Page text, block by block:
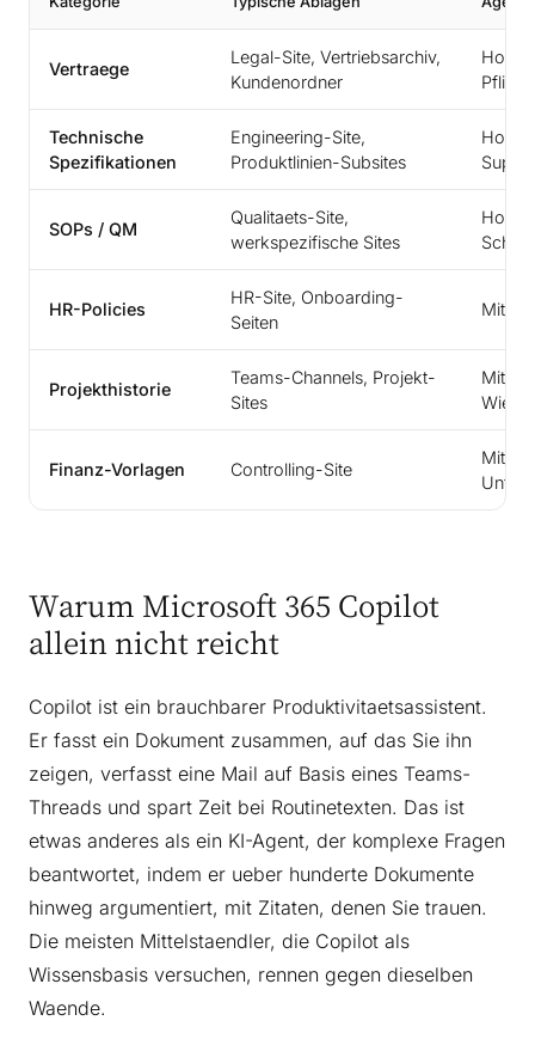
Vertraege
Legal-Site, Vertriebsarchiv,
Kundenordner
Hoch
Technische
Spezifikationen
Engineering-Site,
Produktlinien-Subsites
Hoch
SOPs / QM
Qualitaets-Site,
werkspezifische Sites
Hoch
HR-Policies
HR-Site, Onboarding-
Seiten
Mittel
Projekthistorie
Teams-Channels, Projekt-
Sites
Mittel-
Finanz-Vorlagen Controlling-Site
Mittel
Warum Microsoft 365 Copilot
allein nicht reicht
Copilot ist ein brauchbarer Produktivitaetsassistent.
Er fasst ein Dokument zusammen, auf das Sie ihn
zeigen, verfasst eine Mail auf Basis eines Teams-
Threads und spart Zeit bei Routinetexten. Das ist
etwas anderes als ein KI-Agent, der komplexe Fragen
beantwortet, indem er ueber hunderte Dokumente
hinweg argumentiert, mit Zitaten, denen Sie trauen.
Die meisten Mittelstaendler, die Copilot als
Wissensbasis versuchen, rennen gegen dieselben
Waende.